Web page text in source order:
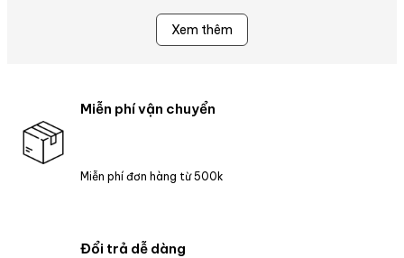
Xem thêm
Đổi trả dễ dàng
Miễn phí vận chuyển
Miễn phí đơn hàng từ 500k